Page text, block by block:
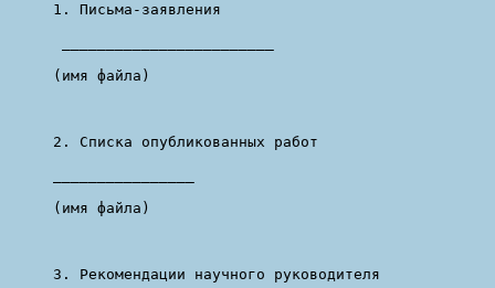
1. Письма-заявления
(имя файла)
2. Списка опубликованных работ
(имя файла)
3. Рекомендации научного руководителя